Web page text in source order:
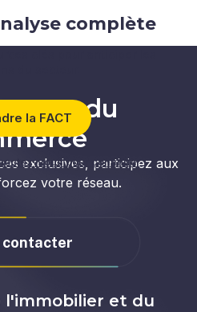
complète
la FACT
vous pour continuer
du
exclusives, participez aux
votre réseau.
contacter
l'immobilier et du